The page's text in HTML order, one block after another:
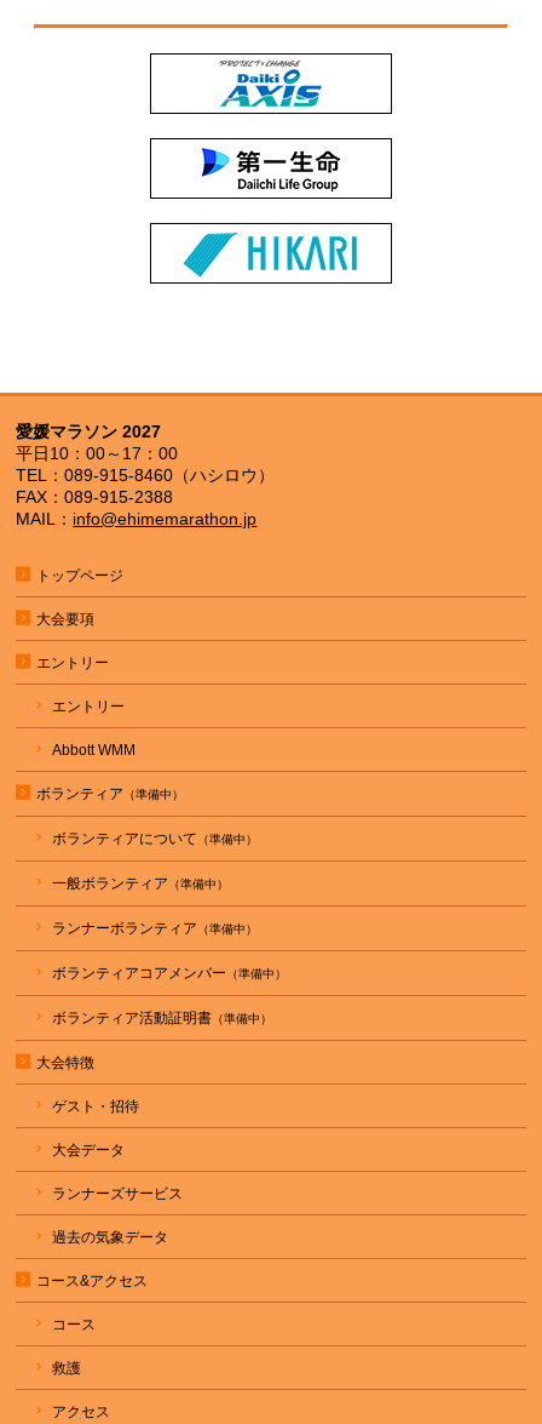
愛媛マラソン 2027
平日10：00～17：00
TEL：089-915-8460（ハシロウ）
FAX：089-915-2388
MAIL： info@ehimemarathon.jp
トップページ
大会要項
エントリー
エントリー
Abbott WMM
ボランティア
ボランティアについて
一般ボランティア
ランナーボランティア
ボランティアコアメンバー
ボランティア活動証明書
大会特徴
ゲスト・招待
大会データ
ランナーズサービス
過去の気象データ
コース&アクセス
コース
救護
アクセス